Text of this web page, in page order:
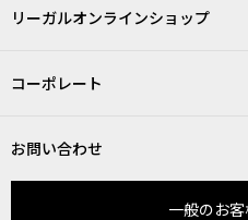
リーガルオンラインショップ
コーポレート
お問い合わせ
一般のお